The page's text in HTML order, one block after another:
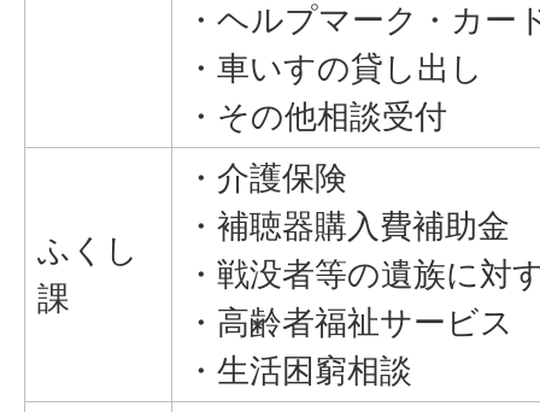
・ヘルプマーク・カー
・車いすの貸し出し
・その他相談受付
ふくし
課
・介護保険
・補聴器購入費補助金
・戦没者等の遺族に対
・高齢者福祉サービス
・生活困窮相談